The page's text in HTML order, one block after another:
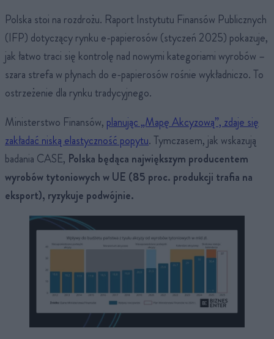
Polska stoi na rozdrożu. Raport Instytutu Finansów Publicznych
(IFP) dotyczący rynku e-papierosów (styczeń 2025) pokazuje,
jak łatwo traci się kontrolę nad nowymi kategoriami wyrobów –
szara strefa w płynach do e-papierosów rośnie wykładniczo. To
ostrzeżenie dla rynku tradycyjnego.
Ministerstwo Finansów, planując „Mapę Akcyzową”, zdaje się
zakładać niską elastyczność popytu. Tymczasem, jak wskazują
badania CASE, Polska będąca największym producentem
wyrobów tytoniowych w UE (85 proc. produkcji trafia na
eksport), ryzykuje podwójnie.